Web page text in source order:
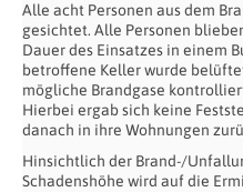
Alle acht Personen aus dem
gesichtet. Alle Personen
Dauer des Einsatzes in einem
betroffene Keller wurde
mögliche Brandgase
Hierbei ergab sich keine
danach in ihre Wohnungen
Hinsichtlich der Brand-/
Schadenshöhe wird auf die